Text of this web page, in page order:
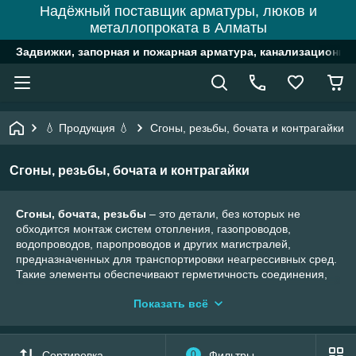
Надёжный поставщик арматуры, люков и
металлопроката в Алматы
Задвижки, запорная и пожарная арматура,
💧 Продукция 💧 Сгоны, резьбы, бочата и контрагайки
Сгоны, резьбы, бочата и контрагайки
Сгоны, бочата, резьбы – это детали, без которых не
обходится монтаж систем отопления, газопроводов,
водопроводов, паропроводов и других магистралей,
предназначенных для транспортировки неагрессивных сред.
Такие элементы обеспечивают герметичность соединения,
их ремонтопригодность.
размеры и форма деталей соответствует ГОСТ
Показать всё